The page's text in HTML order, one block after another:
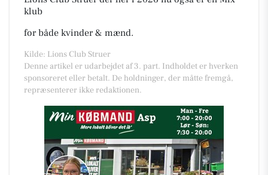
klub
for både kvinder & mænd.
Kilde: Lions Club Struer
Denne artikel er udarbejdet af 3. part. Indholdet er hverken
sponsoreret eller betalt. De holdninger, der måtte fremgå,
repræsenterer ikke redaktionen.